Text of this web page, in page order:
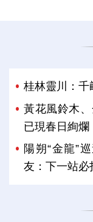
桂林靈川：千
黃花風鈴木
已現春日絢爛
陽朔“金龍”
友：下一站必